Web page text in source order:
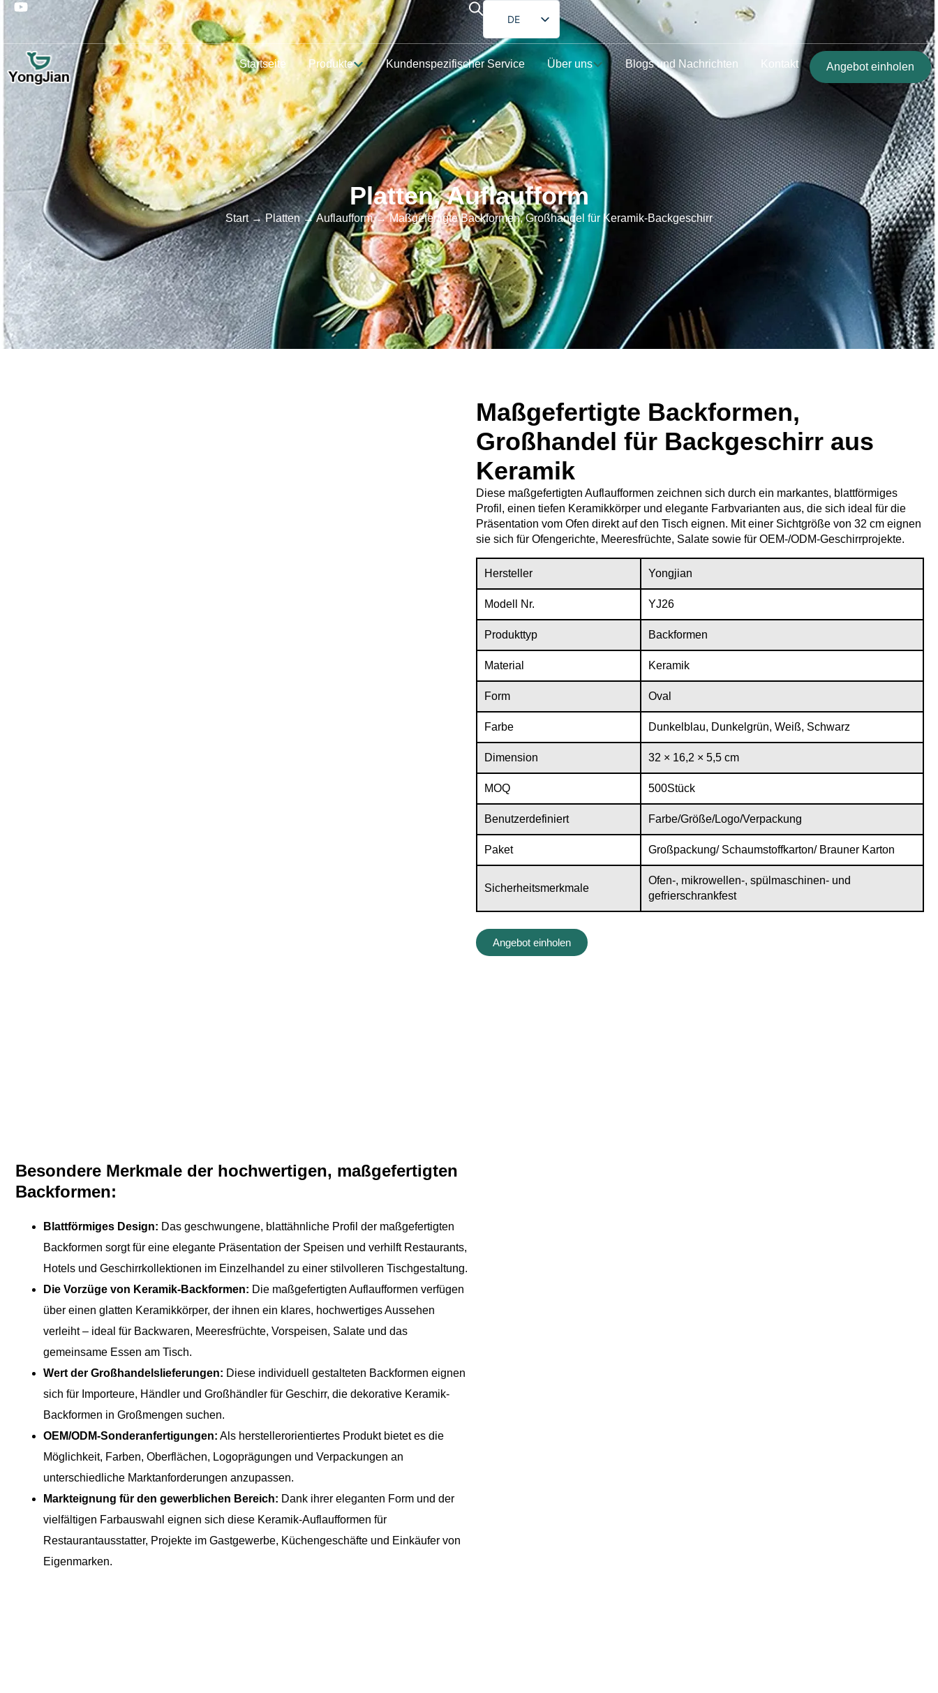
DE
EN
FR
PT
AR
JA
Startseite Produkte Kundenspezifischer Service Über uns Blogs und Nachrichten Kontakt Angebot einholen
Platten,Auflaufform
Start→Platten→Auflaufform→ Maßgefertigte Backformen, Großhandel für Keramik-Backgeschirr
Maßgefertigte Backformen,
Großhandel für Backgeschirr aus
Keramik
Diese maßgefertigten Auflaufformen zeichnen sich durch ein markantes, blattförmiges
Profil, einen tiefen Keramikkörper und elegante Farbvarianten aus, die sich ideal für die
Präsentation vom Ofen direkt auf den Tisch eignen. Mit einer Sichtgröße von 32 cm eignen
sie sich für Ofengerichte, Meeresfrüchte, Salate sowie für OEM-/ODM-Geschirrprojekte.
Hersteller Yongjian
Modell Nr. YJ26
Produkttyp Backformen
Material Keramik
Form Oval
Farbe Dunkelblau, Dunkelgrün, Weiß, Schwarz
Dimension 32 × 16,2 × 5,5 cm
MOQ 500Stück
Benutzerdefiniert Farbe/Größe/Logo/Verpackung
Paket Großpackung/ Schaumstoffkarton/ Brauner Karton
Sicherheitsmerkmale
Ofen-, mikrowellen-, spülmaschinen- und
gefrierschrankfest
Angebot einholen
Besondere Merkmale der hochwertigen, maßgefertigten
Backformen:
Blattförmiges Design: Das geschwungene, blattähnliche Profil der maßgefertigten
Backformen sorgt für eine elegante Präsentation der Speisen und verhilft Restaurants,
Hotels und Geschirrkollektionen im Einzelhandel zu einer stilvolleren Tischgestaltung.
Die Vorzüge von Keramik-Backformen: Die maßgefertigten Auflaufformen verfügen
über einen glatten Keramikkörper, der ihnen ein klares, hochwertiges Aussehen
verleiht – ideal für Backwaren, Meeresfrüchte, Vorspeisen, Salate und das
gemeinsame Essen am Tisch.
Wert der Großhandelslieferungen: Diese individuell gestalteten Backformen eignen
sich für Importeure, Händler und Großhändler für Geschirr, die dekorative Keramik-
Backformen in Großmengen suchen.
OEM/ODM-Sonderanfertigungen: Als herstellerorientiertes Produkt bietet es die
Möglichkeit, Farben, Oberflächen, Logoprägungen und Verpackungen an
unterschiedliche Marktanforderungen anzupassen.
Markteignung für den gewerblichen Bereich: Dank ihrer eleganten Form und der
vielfältigen Farbauswahl eignen sich diese Keramik-Auflaufformen für
Restaurantausstatter, Projekte im Gastgewerbe, Küchengeschäfte und Einkäufer von
Eigenmarken.